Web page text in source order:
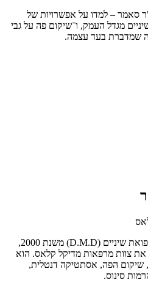
סאמר – למדו על אפשרויות של
מגדל העמק, ו־שיקום פה על גבי
שמדברת בעד עצמה.
ד"ר סאמר חאטר הוא דוקטור לרפואת שיניים (D.M.D) משנת 2000,
ומוביל את צוות מרפאות מדיקל קלאס. הוא
שיקום הפה, אסתטיקה דנטלית,
סינוס.